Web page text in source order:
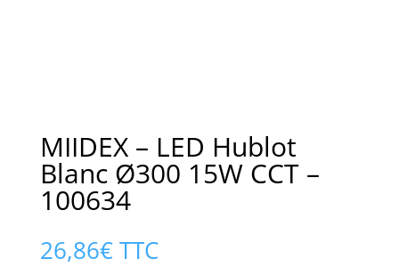
MIIDEX – LED Hublot
Blanc Ø300 15W CCT –
100634
26,86€ TTC